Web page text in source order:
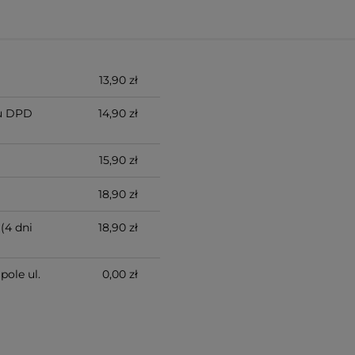
13,90 zł
DPD 14,90 zł
15,90 zł
18,90 zł
dni 18,90 zł
ul. 0,00 zł